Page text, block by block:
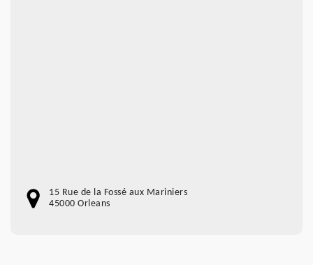
15 Rue de la Fossé aux Mariniers
45000 Orleans